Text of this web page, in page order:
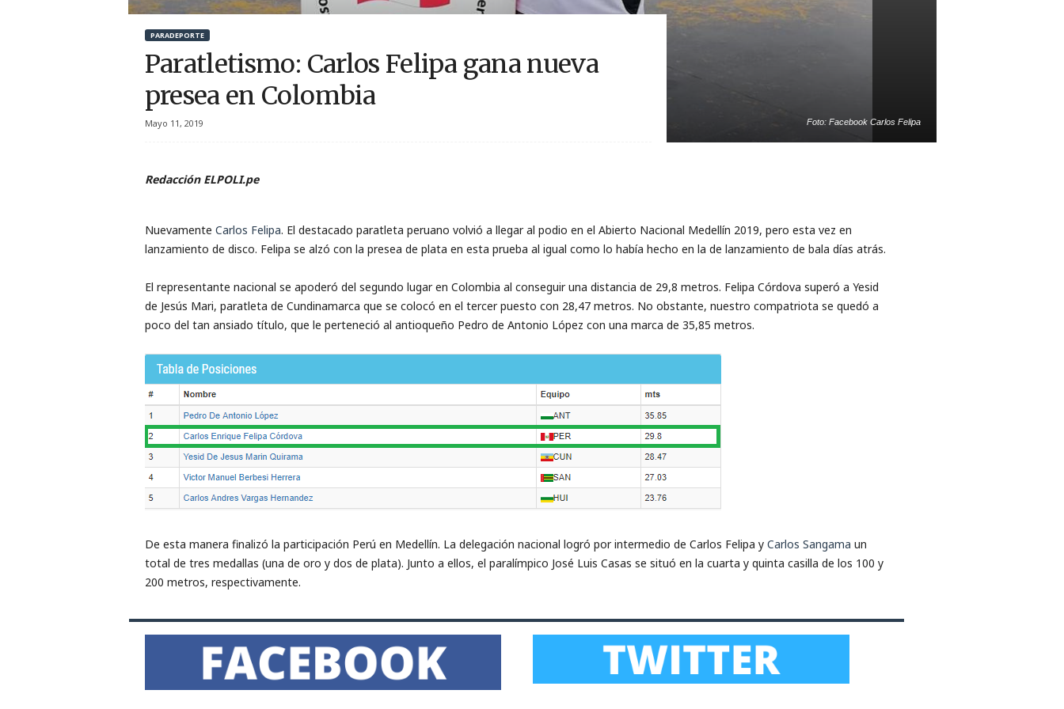
r
Foto: Facebook Carlos Felipa
PARADEPORTE
Paratletismo: Carlos Felipa gana nueva
presea en Colombia
Mayo 11, 2019
Redacción ELPOLI.pe
Nuevamente Carlos Felipa. El destacado paratleta peruano volvió a llegar al podio en el Abierto Nacional Medellín 2019, pero esta vez en
lanzamiento de disco. Felipa se alzó con la presea de plata en esta prueba al igual como lo había hecho en la de lanzamiento de bala días atrás.
El representante nacional se apoderó del segundo lugar en Colombia al conseguir una distancia de 29,8 metros. Felipa Córdova superó a Yesid
de Jesús Mari, paratleta de Cundinamarca que se colocó en el tercer puesto con 28,47 metros. No obstante, nuestro compatriota se quedó a
poco del tan ansiado título, que le perteneció al antioqueño Pedro de Antonio López con una marca de 35,85 metros.
De esta manera finalizó la participación Perú en Medellín. La delegación nacional logró por intermedio de Carlos Felipa y Carlos Sangama un
total de tres medallas (una de oro y dos de plata). Junto a ellos, el paralímpico José Luis Casas se situó en la cuarta y quinta casilla de los 100 y
200 metros, respectivamente.